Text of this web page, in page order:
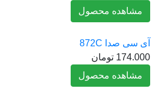
مشاهده محصول
آی سی صدا 872C
174.000 تومان
مشاهده محصول